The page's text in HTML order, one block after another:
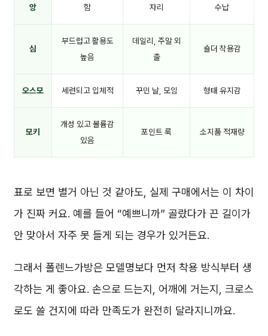
앙
함
자리
수납
심
부드럽고 활용도
높음
데일리, 주말 외
출
숄더 착용감
오스모 세련되고 입체적 꾸민 날, 모임 형태 유지감
모키
개성 있고 볼륨감
있음
포인트 룩 소지품 적재량
표로 보면 별거 아닌 것 같아도, 실제 구매에서는 이 차이
가 진짜 커요. 예를 들어 “예쁘니까” 골랐다가 끈 길이가
안 맞아서 자주 못 들게 되는 경우가 있거든요.
그래서 폴렌느가방은 모델명보다 먼저 착용 방식부터 생
각하는 게 좋아요. 손으로 드는지, 어깨에 거는지, 크로스
로도 쓸 건지에 따라 만족도가 완전히 달라지니까요.